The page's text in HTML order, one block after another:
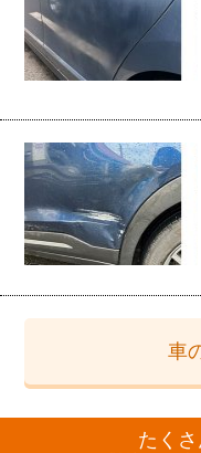
車
たくさ